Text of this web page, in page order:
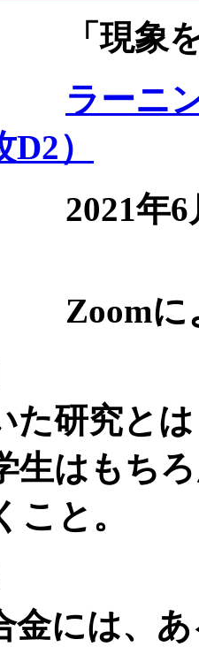
現象を
ラーニ
）
年6月
によ
研究と
生はもち
と。
には、